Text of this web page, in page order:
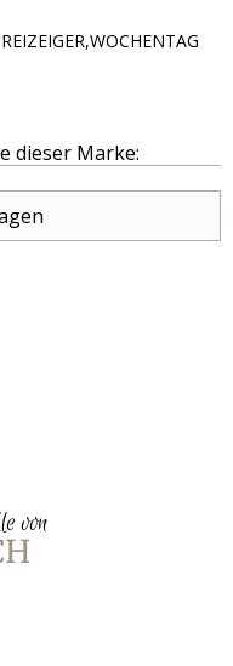
dieser Marke:
von